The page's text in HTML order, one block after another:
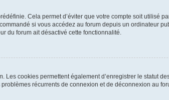
Cela permet d’éviter que votre compte soit utilisé
si vous accédez au forum depuis un ordinateur
du forum ait désactivé cette fonctionnalité.
Les cookies permettent également d’enregistrer le statut
récurrents de connexion et de déconnexion au